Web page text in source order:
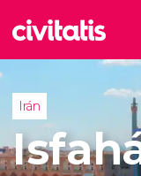
Irán